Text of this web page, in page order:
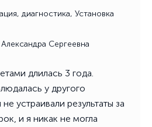
диагностика, Установка
Сергеевна
длилась 3 года.
у другого
устраивали результаты за
и я никак не могла